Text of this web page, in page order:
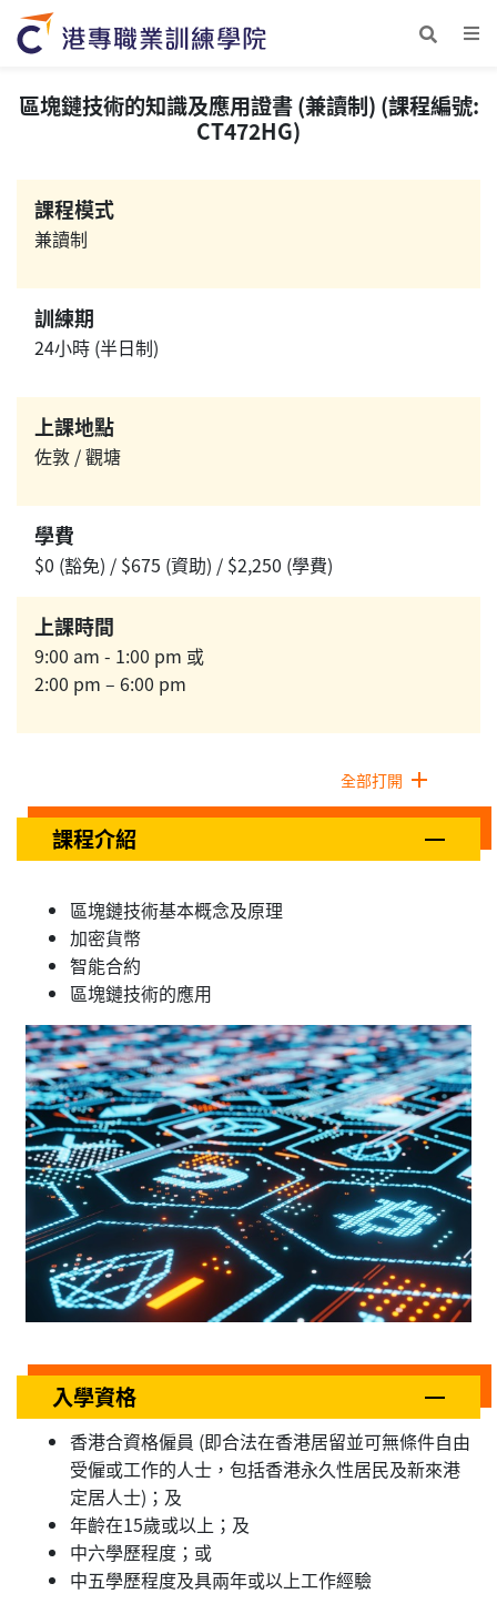
區塊鏈技術的知識及應用證書 (兼讀制) (課程編號:
CT472HG)
課程模式
兼讀制
訓練期
24小時 (半日制)
上課地點
佐敦 / 觀塘
學費
$0 (豁免) / $675 (資助) / $2,250 (學費)
上課時間
9:00 am - 1:00 pm 或
2:00 pm – 6:00 pm
全部打開
課程介紹
區塊鏈技術基本概念及原理
加密貨幣
智能合約
區塊鏈技術的應用
入學資格
香港合資格僱員 (即合法在香港居留並可無條件自由
受僱或工作的人士，包括香港永久性居民及新來港
定居人士)；及
年齡在15歲或以上；及
中六學歷程度；或
中五學歷程度及具兩年或以上工作經驗